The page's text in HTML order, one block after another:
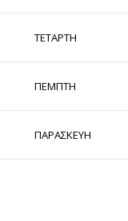
ΤΕΤΑΡΤΗ
ΠΕΜΠΤΗ
ΠΑΡΑΣΚΕΥΗ